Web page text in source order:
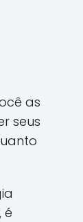
as
seus
é